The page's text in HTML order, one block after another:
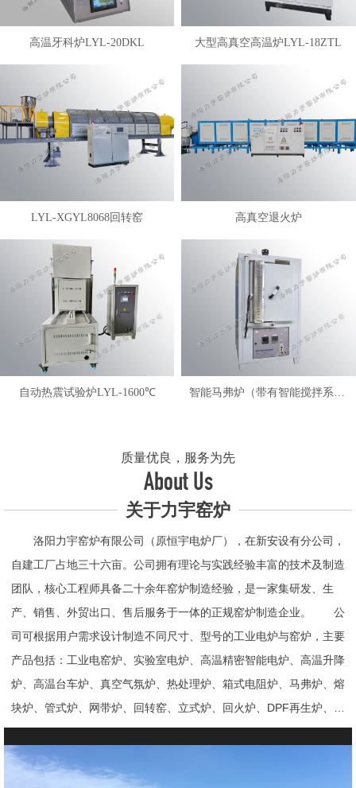
高温牙科炉LYL-20DKL 大型高真空高温炉LYL-18ZTL
LYL-XGYL8068回转窑 高真空退火炉
自动热震试验炉LYL-1600℃ 智能马弗炉（带有智能搅拌系统）LYL-FANM
质量优良，服务为先
About Us
关于力宇窑炉
洛阳力宇窑炉有限公司（原恒宇电炉厂），在新安设有分公司，
自建工厂占地三十六亩。公司拥有理论与实践经验丰富的技术及制造
团队，核心工程师具备二十余年窑炉制造经验，是一家集研发、生
产、销售、外贸出口、售后服务于一体的正规窑炉制造企业。 公
司可根据用户需求设计制造不同尺寸、型号的工业电炉与窑炉，主要
产品包括：工业电窑炉、实验室电炉、高温精密智能电炉、高温升降
炉、高温台车炉、真空气氛炉、热处理炉、箱式电阻炉、马弗炉、熔
块炉、管式炉、网带炉、回转窑、立式炉、回火炉、DPF再生炉、试
验电炉、钟罩炉、退火炉、烧结炉、热震炉、高真空炉、重烧炉、牙
科烤瓷炉、真空CVD管式炉、高温节能电炉、气氛炉、井式电炉、
熔炼炉、推板窑炉、辊道窑炉、烘箱、真空干燥箱、工业烘箱、发热